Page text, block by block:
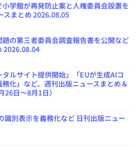
小学館が再発防止案と人権委員会設置を
スまとめ 2026.08.05
の第三者委員会調査報告書を公開など
2026.08.04
タルサイト提供開始」「EUが生成AIコ
化」など、週刊出版ニュースまとめ＆
日～8月1日）
識別表示を義務化など 日刊出版ニュー